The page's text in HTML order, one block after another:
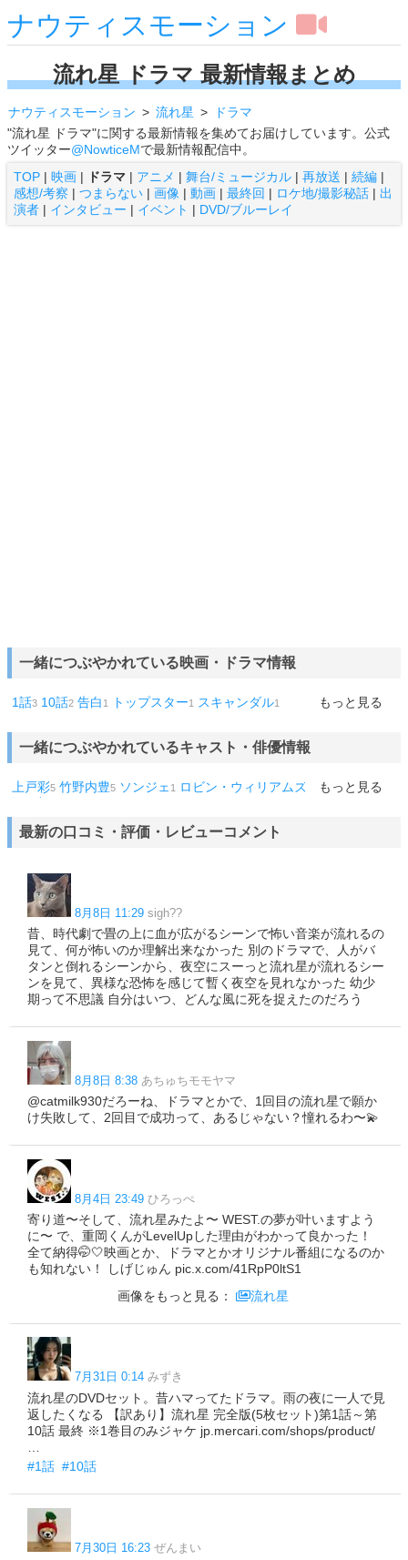
ナウティスモーション
流れ星 ドラマ 最新情報まとめ
ナウティスモーション 流れ星
ドラマ
"流れ星 ドラマ"に関する最新情報を集めてお届けしています。公式
ツイッター@NowticeMで最新情報配信中。
TOP | 映画 | ドラマ | アニメ | 舞台/ミュージカル | 再放送 | 続編 |
感想/考察 | つまらない | 画像 | 動画 | 最終回 | ロケ地/撮影秘話 | 出
演者 | インタビュー | イベント | DVD/ブルーレイ
一緒につぶやかれている映画・ドラマ情報
もっと見る
1話3 10話2 告白 1 トップスター1 スキャンダル1
一緒につぶやかれているキャスト・俳優情報
もっと見る
上戸彩5 竹野内豊5 ソンジェ 1 ロビン・ウィリアムズ 桐山照史1 稲
最新の口コミ・評価・レビューコメント
8月8日 11:29 sigh??
昔、時代劇で畳の上に血が広がるシーンで怖い音楽が流れるの
見て、何が怖いのか理解出来なかった 別のドラマで、人がバ
タンと倒れるシーンから、夜空にスーっと流れ星が流れるシー
ンを見て、異様な恐怖を感じて暫く夜空を見れなかった 幼少
期って不思議 自分はいつ、どんな風に死を捉えたのだろう
8月8日 8:38 あちゅちモモヤマ
@catmilk930だろーね、ドラマとかで、1回目の流れ星で願か
け失敗して、2回目で成功って、あるじゃない？憧れるわ〜💫
8月4日 23:49 ひろっぺ
寄り道〜そして、流れ星みたよ〜 WEST.の夢が叶いますよう
に〜 で、重岡くんがLevelUpした理由がわかって良かった！
全て納得🤭🤍映画とか、ドラマとかオリジナル番組になるのか
も知れない！ しげじゅん pic.x.com/41RpP0ltS1
画像をもっと見る：
流れ星
7月31日 0:14 みずき
流れ星のDVDセット。昔ハマってたドラマ。雨の夜に一人で見
返したくなる 【訳あり】流れ星 完全版(5枚セット)第1話～第
10話 最終 ※1巻目のみジャケ jp.mercari.com/shops/product/
#1話 #10話
7月30日 16:23 ぜんまい